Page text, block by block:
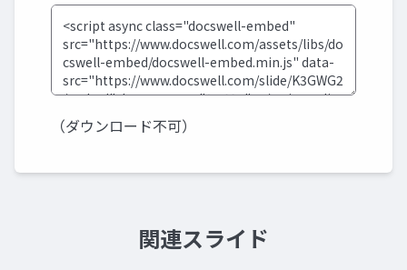
（ダウンロード不可）
関連スライド